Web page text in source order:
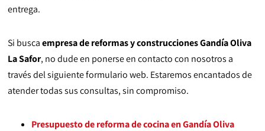
entrega.
Si buscaempresa de reformas y construcciones Gandía Oliva
La Safor, no dude en ponerse en contacto con nosotros a
través del siguiente formulario web. Estaremos encantados de
atender todas sus consultas, sin compromiso.
Presupuesto de reforma de cocina en Gandía Oliva